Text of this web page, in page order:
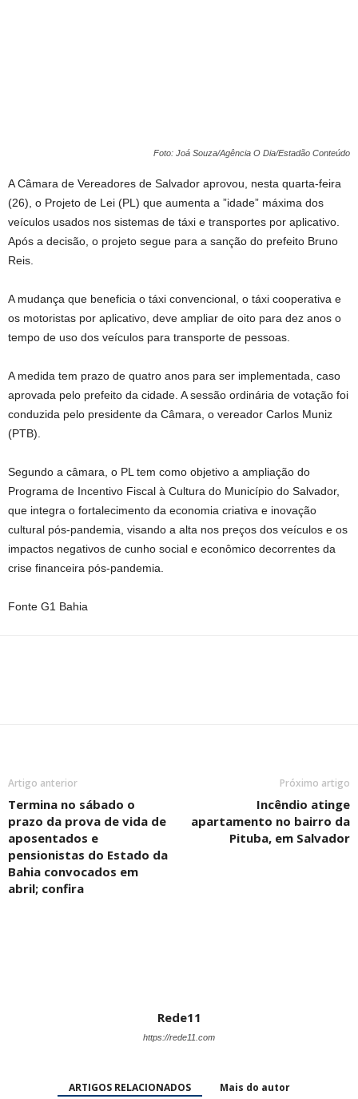
Foto: Joá Souza/Agência O Dia/Estadão Conteúdo
A Câmara de Vereadores de Salvador aprovou, nesta quarta-feira
(26), o Projeto de Lei (PL) que aumenta a ”idade” máxima dos
veículos usados nos sistemas de táxi e transportes por aplicativo.
Após a decisão, o projeto segue para a sanção do prefeito Bruno
Reis.
A mudança que beneficia o táxi convencional, o táxi cooperativa e
os motoristas por aplicativo, deve ampliar de oito para dez anos o
tempo de uso dos veículos para transporte de pessoas.
A medida tem prazo de quatro anos para ser implementada, caso
aprovada pelo prefeito da cidade. A sessão ordinária de votação foi
conduzida pelo presidente da Câmara, o vereador Carlos Muniz
(PTB).
Segundo a câmara, o PL tem como objetivo a ampliação do
Programa de Incentivo Fiscal à Cultura do Município do Salvador,
que integra o fortalecimento da economia criativa e inovação
cultural pós-pandemia, visando a alta nos preços dos veículos e os
impactos negativos de cunho social e econômico decorrentes da
crise financeira pós-pandemia.
Fonte G1 Bahia
Artigo anterior
Termina no sábado o
prazo da prova de vida de
aposentados e
pensionistas do Estado da
Bahia convocados em
abril; confira
Próximo artigo
Incêndio atinge
apartamento no bairro da
Pituba, em Salvador
Rede11
https://rede11.com
ARTIGOS RELACIONADOS Mais do autor